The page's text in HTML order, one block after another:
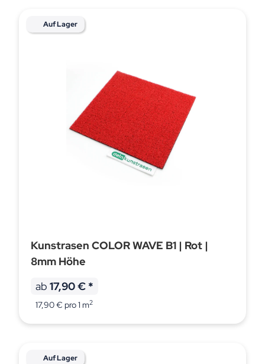
Auf Lager
Kunstrasen COLOR WAVE B1 | Rot |
8mm Höhe
ab 17,90 € *
17,90 € pro 1 m2
Auf Lager